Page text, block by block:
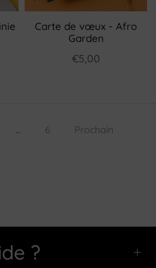
Carte de vœux - Afro
Garden
€5,00
… 6 Prochain
?